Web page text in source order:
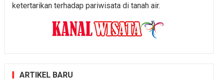
ketertarikan terhadap pariwisata di tanah air.
ARTIKEL BARU